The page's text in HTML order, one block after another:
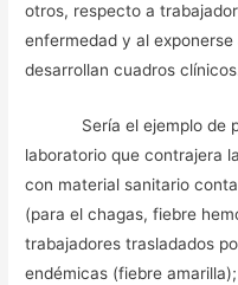
otros, respecto a
enfermedad y al
desarrollan cuadros
Sería el ejemplo de
laboratorio que contrajera
con material sanitario
(para el chagas, fiebre
trabajadores trasladados
endémicas (fiebre